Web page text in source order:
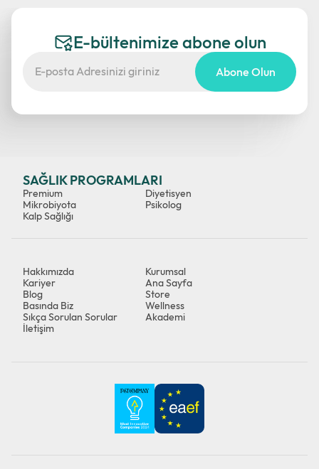
E-bültenimize abone olun
Abone Olun
SAĞLIK PROGRAMLARI
Premium
Mikrobiyota
Kalp Sağlığı
Diyetisyen
Psikolog
Hakkımızda
Kurumsal
Kariyer
Ana Sayfa
Blog
Store
Basında Biz
Wellness
Sıkça Sorulan Sorular
Akademi
İletişim